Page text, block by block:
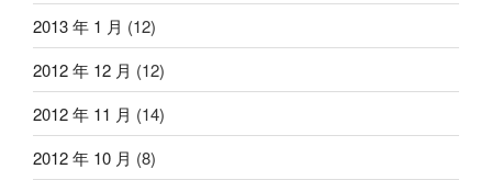
2013 年 1 月 (12)
2012 年 12 月 (12)
2012 年 11 月 (14)
2012 年 10 月 (8)